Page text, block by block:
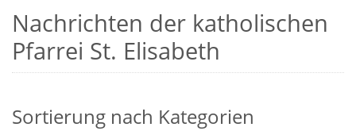
Nachrichten der katholischen
Pfarrei St. Elisabeth
Sortierung nach Kategorien